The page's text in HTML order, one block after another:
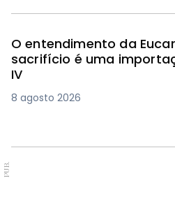
O entendimento da
sacrifício é uma
IV
8 agosto 2026
PUB.